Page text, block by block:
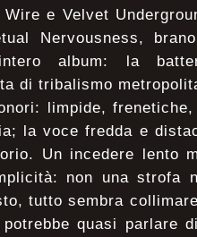
e Velvet
Nervousness,
album: la
di tribalismo
limpide,
la voce fredda e
Un incedere lento
non una strofa
tutto sembra
quasi parlare